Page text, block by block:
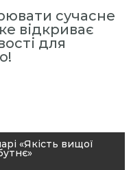
н
а
л
сучасне
відкриває
для
«Якість вищої